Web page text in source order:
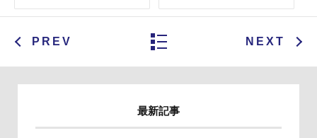
PREV NEXT
最新記事